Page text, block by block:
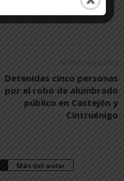
Artículo siguiente
Detenidas cinco personas
por el robo de alumbrado
público en Castejón y
Cintruénigo
Más del autor